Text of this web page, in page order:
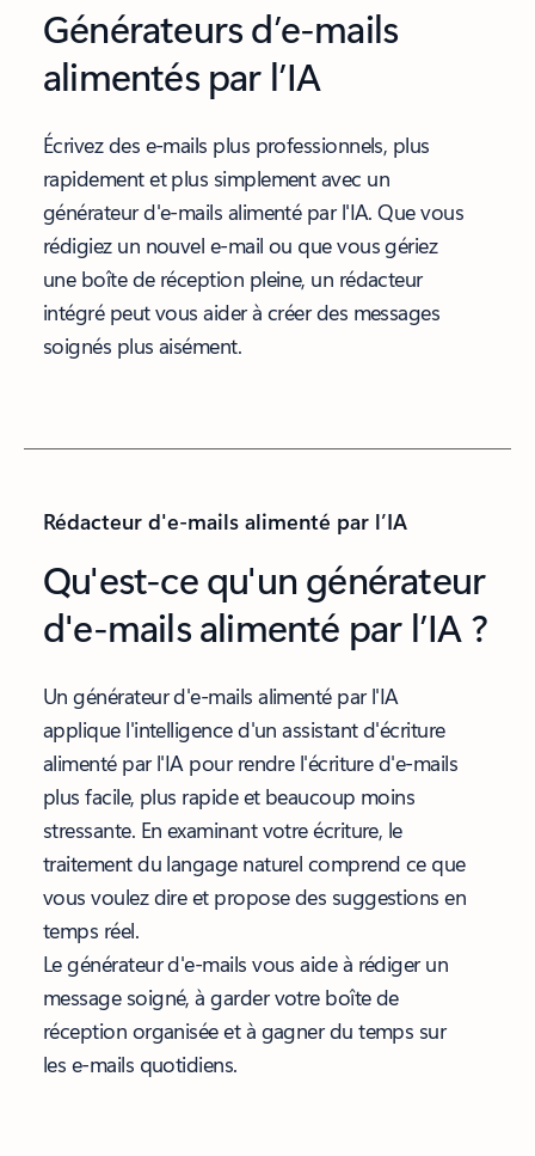
Générateurs d’e-mails
alimentés par l’IA
Écrivez des e-mails plus professionnels, plus
rapidement et plus simplement avec un
générateur d'e-mails alimenté par l'IA. Que vous
rédigiez un nouvel e-mail ou que vous gériez
une boîte de réception pleine, un rédacteur
intégré peut vous aider à créer des messages
soignés plus aisément.
Rédacteur d'e-mails alimenté par l’IA
Qu'est-ce qu'un générateur
d'e-mails alimenté par l’IA ?
Un générateur d'e-mails alimenté par l'IA
applique l'intelligence d'un assistant d'écriture
alimenté par l'IA pour rendre l'écriture d'e-mails
plus facile, plus rapide et beaucoup moins
stressante. En examinant votre écriture, le
traitement du langage naturel comprend ce que
vous voulez dire et propose des suggestions en
temps réel.
Le générateur d'e-mails vous aide à rédiger un
message soigné, à garder votre boîte de
réception organisée et à gagner du temps sur
les e-mails quotidiens.